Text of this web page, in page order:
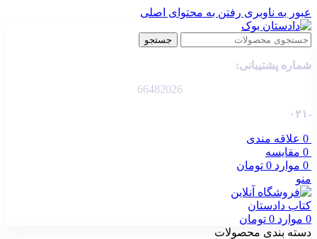
عبور به ناوبری رفتن به محتوای اصلی
جستجو
شماره پشتیبانی:
66482026
-۰۲۱
0 علاقه مندی
0 مقایسه
0 موارد 0 تومان
منو
0 موارد 0 تومان
دسته بندی محصولات